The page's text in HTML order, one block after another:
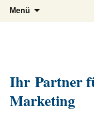
MSV Nieweg
Werbe- und
Menü
Ihr Partner
Marketing